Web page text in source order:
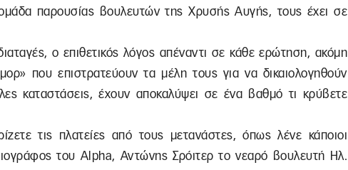
παρουσίας βουλευτών της Χρυσής Αυγής, τους έχει σε
ο επιθετικός λόγος απέναντι σε κάθε ερώτηση, ακόμη
που επιστρατεύουν τα μέλη τους για να δικαιολογηθούν
καταστάσεις, έχουν αποκαλύψει σε ένα βαθμό τι κρύβετε
τις πλατείες από τους μετανάστες, όπως λένε κάποιοι
του Alpha, Αντώνης Σρόιτερ το νεαρό βουλευτή Ηλ.